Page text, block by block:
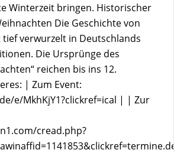
Winterzeit bringen. Historischer
Die Geschichte von
verwurzelt in Deutschlands
Die Ursprünge des
reichen bis ins 12.
| Zum Event:
e/MkhKjY1?clickref=ical | | Zur
cread.php?